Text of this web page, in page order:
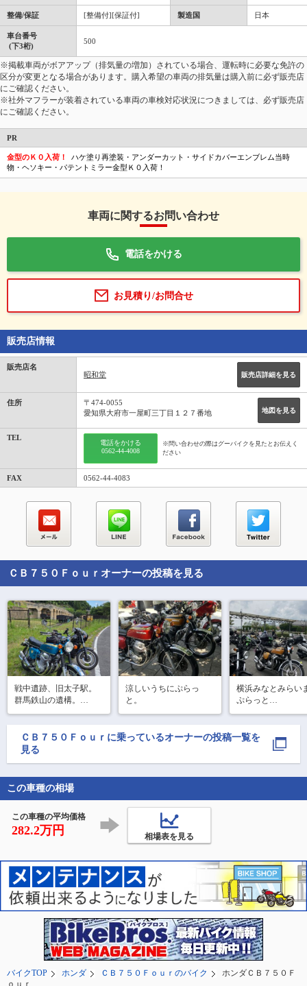
整備/保証 [整備付][保証付] 製造国 日本
車台番号
(下3桁)
500
※掲載車両がボアアップ（排気量の増加）されている場合、運転時に必要な免許の
区分が変更となる場合があります。購入希望の車両の排気量は購入前に必ず販売店
にご確認ください。
※社外マフラーが装着されている車両の車検対応状況につきましては、必ず販売店
にご確認ください。
PR
金型のＫ０入荷！
ハケ塗り再塗装・アンダーカット・サイドカバーエンブレム当時
物・ヘソキー・パテントミラー金型Ｋ０入荷！
車両に関するお問い合わせ
電話をかける
お見積り/お問合せ
販売店情報
販売店名
昭和堂
販売店詳細を見る
住所
地図を見る
〒474-0055
愛知県大府市一屋町三丁目１２７番地
TEL
電話をかける
0562-44-4008
※問い合わせの際はグーバイクを見たとお伝えく
ださい
FAX 0562-44-4083
ＣＢ７５０Ｆｏｕｒ オーナーの投稿を見る
戦中遺跡、旧太子駅。
群馬鉄山の遺構。
先人たちの礎をたど
る。
涼しいうちにぷらっ
と。
横浜みなとみらい
ぷらっと
た？
てましたな💦
名古屋行って以来
ＣＢ７５０Ｆｏｕｒ に乗っているオーナーの投稿一覧を
見る
この車種の相場
この車種の平均価格
282.2万円 相場表を見る
バイクTOP ホンダ ＣＢ７５０Ｆｏｕｒのバイク
ホンダＣＢ７５０Ｆ